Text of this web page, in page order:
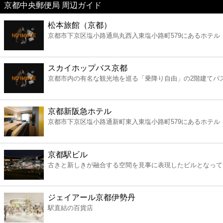
美容
コンビニ
薬局
スーパー
エンタメ
レジャー
書店
ファミレス
京都中央郵便局 周辺ガイド
松本旅館（京都）
京都市下京区塩小路通烏丸西入東塩小路町579にあるホテル
スカイホップバス京都
京都市内の有名な観光地を巡る「乗降り自由」の2階建てバ
京都新阪急ホテル
京都市下京区塩小路通新町東入東塩小路町579にあるホテル
京都駅ビル
古きと新しきが融合する空間を見事に表現したビルとなっ
ジェイアール京都伊勢丹
駅直結の百貨店